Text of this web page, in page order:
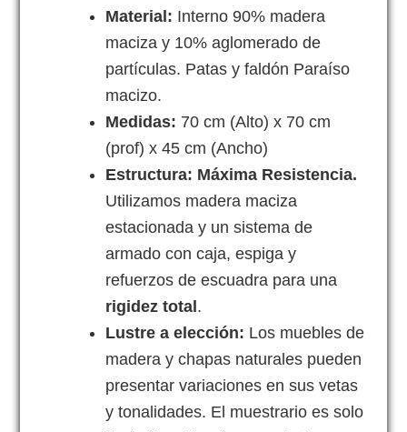
Material: Interno 90% madera
maciza y 10% aglomerado de
partículas. Patas y faldón Paraíso
macizo.
Medidas: 70 cm (Alto) x 70 cm
(prof) x 45 cm (Ancho)
Estructura: Máxima Resistencia.
Utilizamos madera maciza
estacionada y un sistema de
armado con caja, espiga y
refuerzos de escuadra para una
rigidez total.
Lustre a elección: Los muebles de
madera y chapas naturales pueden
presentar variaciones en sus vetas
y tonalidades. El muestrario es solo